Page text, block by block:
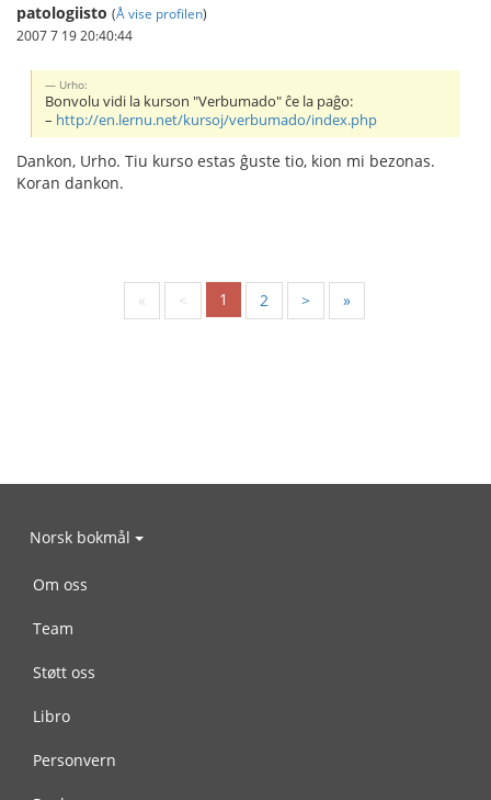
patologiisto (Å vise profilen)
2007 7 19 20:40:44
Urho:
Bonvolu vidi la kurson "Verbumado" ĉe la paĝo:
– http://en.lernu.net/kursoj/verbumado/index.php
Dankon, Urho. Tiu kurso estas ĝuste tio, kion mi bezonas.
Koran dankon.
« < 1 2 > »
Norsk bokmål
Om oss
Team
Støtt oss
Libro
Personvern